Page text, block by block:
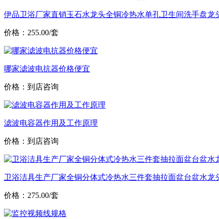
伊品卫浴厂家直销玉石水龙头全铜冷热水单孔卫生间洗手盘龙
价格：255.00/套
哪家滤波电抗器价格便宜
价格：到店咨询
滤波电容器作用及工作原理
价格：到店咨询
卫浴洁具生产厂家全铜分体式冷热水三件套抽拉面盆台盆水龙
价格：275.00/套